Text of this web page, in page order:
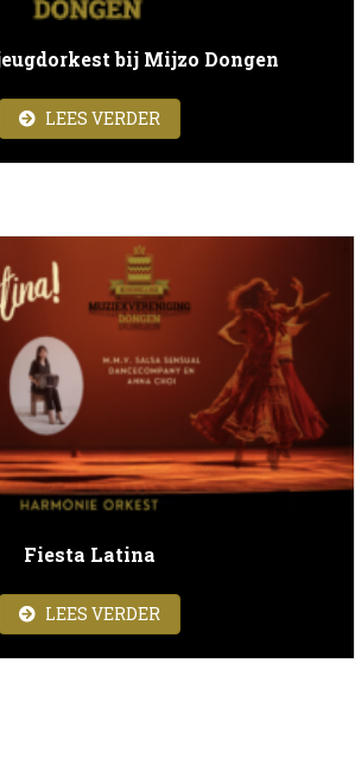
bij Mijzo Dongen
LEES VERDERABOUT OPTREDEN
Fiesta Latina
LEES VERDERABOUT FIESTA LATINA